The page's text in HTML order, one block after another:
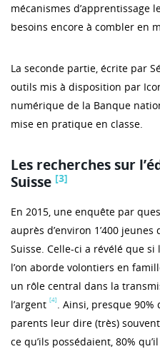
mécanismes d’apprentissage
besoins encore à combler en
La seconde partie, écrite par
outils mis à disposition par
numérique de la Banque
mise en pratique en classe.
Les recherches sur
Suisse [3]
En 2015, une enquête par
auprès d’environ 1’400
Suisse. Celle-ci a révélé que si
l’on aborde volontiers en
un rôle central dans la
l’argent [4] . Ainsi, presque
parents leur dire (très)
ce qu’ils possédaient, 80%